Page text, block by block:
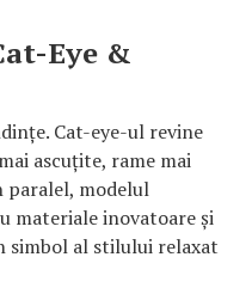
Eye &
Cat-eye-ul revine
ascuțite, rame mai
paralel, modelul
materiale inovatoare și
simbol al stilului relaxat